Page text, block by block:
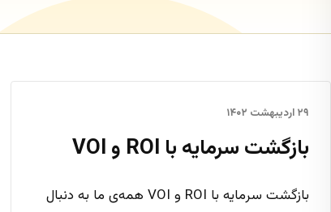
۲۹ اردیبهشت ۱۴۰۲
بازگشت سرمایه با ROI و VOI
بازگشت سرمایه با ROI و VOI همه‌ی ما به دنبال